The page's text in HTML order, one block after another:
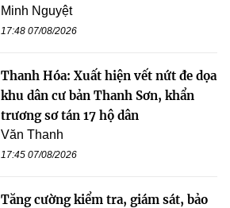
Minh Nguyệt
17:48 07/08/2026
Thanh Hóa: Xuất hiện vết nứt đe dọa
khu dân cư bản Thanh Sơn, khẩn
trương sơ tán 17 hộ dân
Văn Thanh
17:45 07/08/2026
Tăng cường kiểm tra, giám sát, bảo